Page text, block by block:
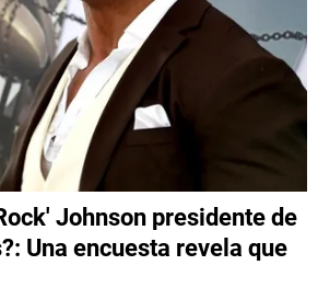
Johnson presidente de
Una encuesta revela que